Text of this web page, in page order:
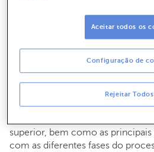
A candidatura ao ensino superior
importante para muitos
formação académica de
entanto, este processo pode ser
para aqueles que não estão
diferentes fases de candidatura e
necessários. Neste artigo,
superior, bem como as
com as diferentes fases do
Rejeitar Todos
Configuração de
Aceitar todos os